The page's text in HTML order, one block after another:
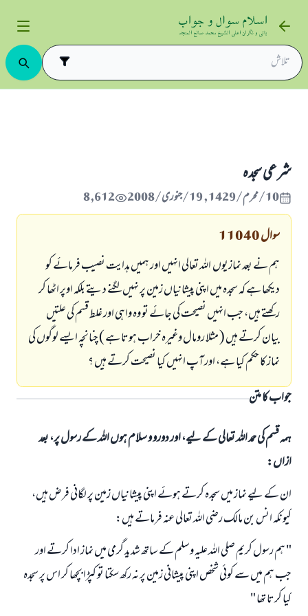
شرعى سجدہ
10/محرم/1429 , 19/جنوری/2008 8,612
سوال11040
ہم نے بعد نمازيوں ـ اللہ تعالى انہيں اور ہميں ہدايت نصيب فرمائےـ كو
ديكھا ہے كہ سجدہ ميں اپنى پيشانياں زمين پر نہيں لگنے ديتے بلكہ اوپر اٹھا كر
ركھتے ہيں، جب انہيں نصيحت كى جائے تو وہ واہى اور غلط قسم كى علتيں
بيان كرتے ہيں ( مثلا رومال وغيرہ خراب ہوتا ہے ) چنانچہ ايسے لوگوں كى
نماز كا حكم كيا ہے، اور آپ انہيں كيا نصيحت كرتے ہيں ؟
جواب کا متن
ہمہ قسم کی حمد اللہ تعالی کے لیے، اور دورو و سلام ہوں اللہ کے رسول پر، بعد
ازاں:
ان كے ليے نماز ميں سجدہ كرتے ہوئے اپنى پيشانياں زمين پر لگانى فرض ہيں،
كيونكہ انس بن مالك رضى اللہ تعالى عنہ فرماتے ہيں:
" ہم رسول كريم صلى اللہ عليہ وسلم كے ساتھ شديد گرمى ميں نماز ادا كرتے اور
جب ہم ميں سے كوئى شخص اپنى پيشانى زمين پر نہ ركھ سكتا تو كپڑا بچھا كر اس پر سجدہ
كيا كرتا تھا "
جواب نمبر 110845 نے نکاح ٹوٹنے سے بچایا۔
امت مسلمہ کے واسطے جوابات پیش کرنے کے لیے ہماری مدد کریں